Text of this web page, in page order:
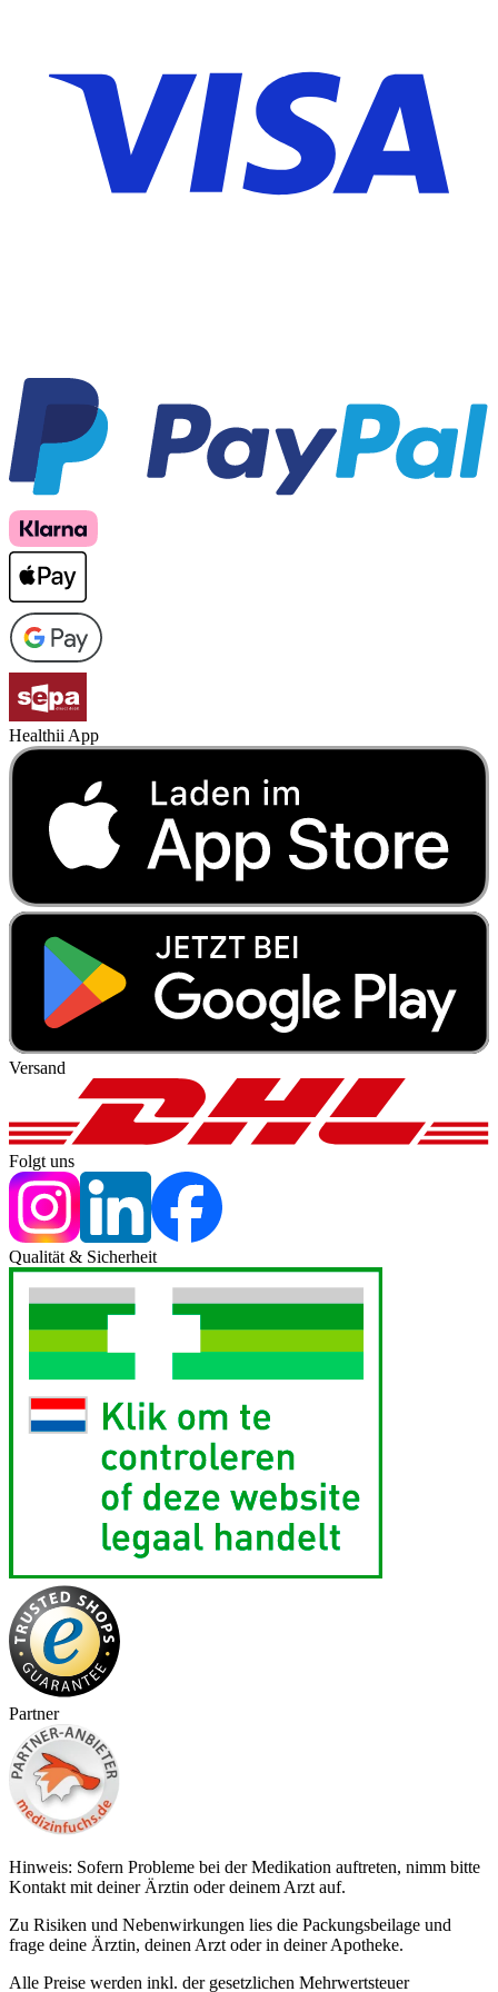
Healthii App
Versand
Folgt uns
Qualität & Sicherheit
Partner
Hinweis: Sofern Probleme bei der Medikation auftreten, nimm bitte
Kontakt mit deiner Ärztin oder deinem Arzt auf.
Zu Risiken und Nebenwirkungen lies die Packungsbeilage und
frage deine Ärztin, deinen Arzt oder in deiner Apotheke.
Alle Preise werden inkl. der gesetzlichen Mehrwertsteuer